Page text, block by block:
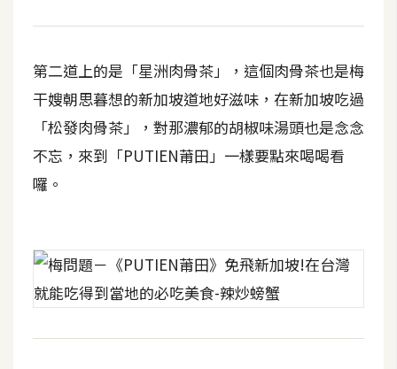
合
提
案
第二道上的是「星洲肉骨茶」，這個肉骨茶也是梅
干嫂朝思暮想的新加坡道地好滋味，在新加坡吃過
「松發肉骨茶」，對那濃郁的胡椒味湯頭也是念念
不忘，來到「PUTIEN莆田」一樣要點來喝喝看
囉。